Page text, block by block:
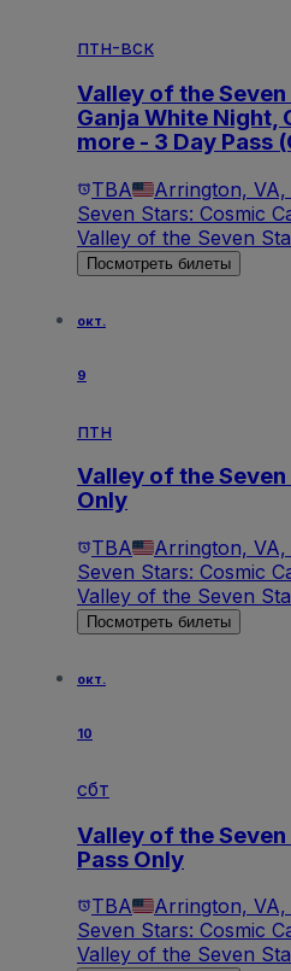
птн-вск
Valley of the
Ganja White Night,
more - 3 Day Pass
TBA Arrington,
Seven Stars: Cosmic
Valley of the Seven
Посмотреть билеты
окт.
9
птн
Valley of the
Only
TBA Arrington,
Seven Stars: Cosmic
Valley of the Seven
Посмотреть билеты
окт.
10
сбт
Valley of the
Pass Only
TBA Arrington,
Seven Stars: Cosmic
Valley of the Seven